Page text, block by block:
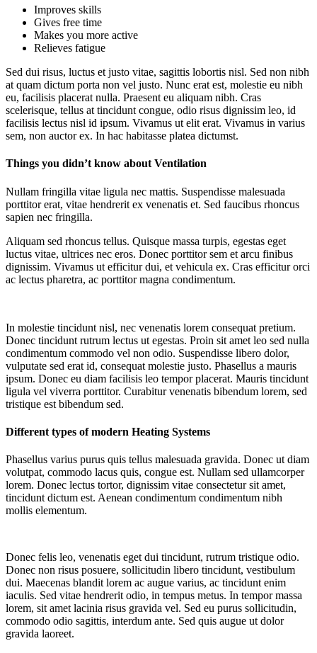
Improves skills
Gives free time
Makes you more active
Relieves fatigue
Sed dui risus, luctus et justo vitae, sagittis lobortis nisl. Sed non nibh
at quam dictum porta non vel justo. Nunc erat est, molestie eu nibh
eu, facilisis placerat nulla. Praesent eu aliquam nibh. Cras
scelerisque, tellus at tincidunt congue, odio risus dignissim leo, id
facilisis lectus nisl id ipsum. Vivamus ut elit erat. Vivamus in varius
sem, non auctor ex. In hac habitasse platea dictumst.
Things you didn’t know about Ventilation
Nullam fringilla vitae ligula nec mattis. Suspendisse malesuada
porttitor erat, vitae hendrerit ex venenatis et. Sed faucibus rhoncus
sapien nec fringilla.
Aliquam sed rhoncus tellus. Quisque massa turpis, egestas eget
luctus vitae, ultrices nec eros. Donec porttitor sem et arcu finibus
dignissim. Vivamus ut efficitur dui, et vehicula ex. Cras efficitur orci
ac lectus pharetra, ac porttitor magna condimentum.
In molestie tincidunt nisl, nec venenatis lorem consequat pretium.
Donec tincidunt rutrum lectus ut egestas. Proin sit amet leo sed nulla
condimentum commodo vel non odio. Suspendisse libero dolor,
vulputate sed erat id, consequat molestie justo. Phasellus a mauris
ipsum. Donec eu diam facilisis leo tempor placerat. Mauris tincidunt
ligula vel viverra porttitor. Curabitur venenatis bibendum lorem, sed
tristique est bibendum sed.
Different types of modern Heating Systems
Phasellus varius purus quis tellus malesuada gravida. Donec ut diam
volutpat, commodo lacus quis, congue est. Nullam sed ullamcorper
lorem. Donec lectus tortor, dignissim vitae consectetur sit amet,
tincidunt dictum est. Aenean condimentum condimentum nibh
mollis elementum.
Donec felis leo, venenatis eget dui tincidunt, rutrum tristique odio.
Donec non risus posuere, sollicitudin libero tincidunt, vestibulum
dui. Maecenas blandit lorem ac augue varius, ac tincidunt enim
iaculis. Sed vitae hendrerit odio, in tempus metus. In tempor massa
lorem, sit amet lacinia risus gravida vel. Sed eu purus sollicitudin,
commodo odio sagittis, interdum ante. Sed quis augue ut dolor
gravida laoreet.